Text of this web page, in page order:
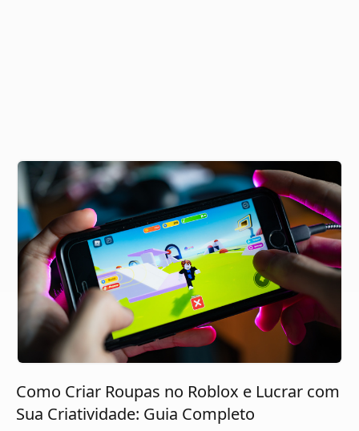
Como Criar Roupas no Roblox e Lucrar com
Sua Criatividade: Guia Completo